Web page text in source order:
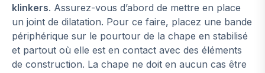
klinkers. Assurez-vous d’abord de mettre en place
un joint de dilatation. Pour ce faire, placez une bande
périphérique sur le pourtour de la chape en stabilisé
et partout où elle est en contact avec des éléments
de construction. La chape ne doit en aucun cas être